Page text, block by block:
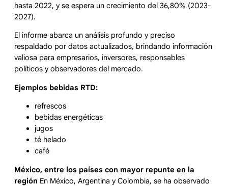
hasta 2022, y se espera un crecimiento del 36,80% (2023-
2027).
El informe abarca un análisis profundo y preciso
respaldado por datos actualizados, brindando información
valiosa para empresarios, inversores, responsables
políticos y observadores del mercado.
Ejemplos bebidas RTD:
refrescos
bebidas energéticas
jugos
té helado
café
México, entre los países con mayor repunte en la
región En México, Argentina y Colombia, se ha observado